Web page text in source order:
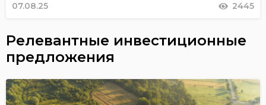
07.08.25 2445
Релевантные инвестиционные
предложения